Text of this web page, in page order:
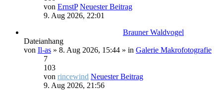
von ErnstP Neuester Beitrag
9. Aug 2026, 22:01
Brauner Waldvogel
Dateianhang
von Il-as » 8. Aug 2026, 15:44 » in Galerie Makrofotografie
7
103
von rincewind Neuester Beitrag
9. Aug 2026, 21:56